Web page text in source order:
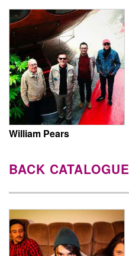
William Pears
BACK CATALOGUE